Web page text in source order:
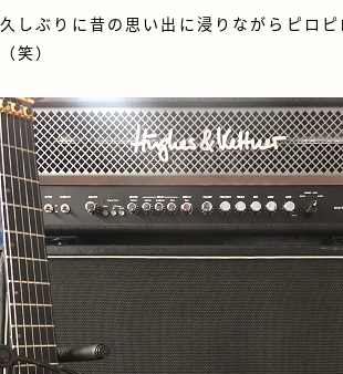
久しぶりに昔の思い出に浸りながらピロピ
（笑）